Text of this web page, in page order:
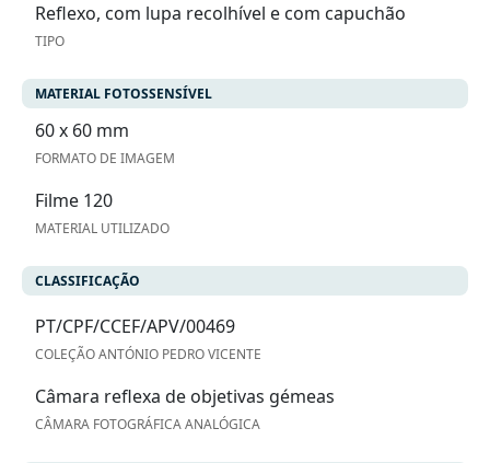
Reflexo, com lupa recolhível e com capuchão
TIPO
MATERIAL FOTOSSENSÍVEL
60 x 60 mm
FORMATO DE IMAGEM
Filme 120
MATERIAL UTILIZADO
CLASSIFICAÇÃO
PT/CPF/CCEF/APV/00469
COLEÇÃO ANTÓNIO PEDRO VICENTE
Câmara reflexa de objetivas gémeas
CÂMARA FOTOGRÁFICA ANALÓGICA